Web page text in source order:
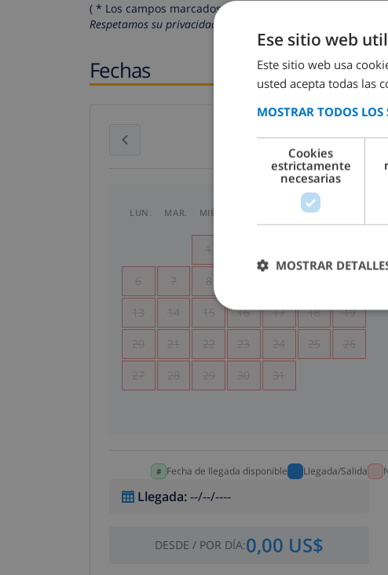
( * Los campos marcados con un asterisco son
Respetamos su privacidad. Sus datos personales no serán
Fechas
julio 2026
LUN. MAR. MIÉ. SÁB.
1
6 7 8
13 14 15 16 17 18 19
20 21 22 23 24 25 26
27 28 29 30 31
Fecha de llegada disponible Llegada/Salida
Llegada:--/--/----
DESDE / POR DÍA:0,00 US$
Ese sitio web
Este sitio web usa
usted acepta todas las
MOSTRAR TODOS LOS
Cookies
estrictamente
necesarias
MOSTRAR